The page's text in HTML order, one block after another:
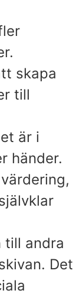
skapa
till
är i
händer.
till andra
Det